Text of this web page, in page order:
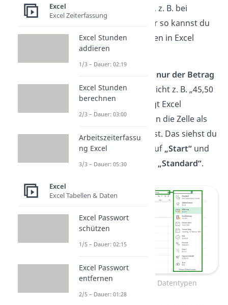
Zahlen mit Einheiten an, z. B. bei
Geldbeträgen. Denn nur so kannst du
sinnvoll mit Geldbeträgen in Excel
rechnen.
nur der Betrag
(z. B. 45,5) stehen und nicht z. B. „45,50
€“. DasEurozeichen
fügt Excel
automatisch hinzu, wenn die Zelle als
„Währung“ formatiert ist. Das siehst du
hier: Klicke oben links auf „Start“und
auf den kleinen Pfeil bei
„Standard“.
Excel Berechnung — Datentypen
Excel
Excel Zeiterfassung
Excel Stunden
addieren
1/3 – Dauer: 02:19
Excel Stunden
berechnen
2/3 – Dauer: 03:00
Arbeitszeiterfassu
ng Excel
3/3 – Dauer: 05:30
Excel
Excel Tabellen & Daten
Excel Passwort
schützen
1/5 – Dauer: 02:15
Excel Passwort
entfernen
2/5 – Dauer: 01:28